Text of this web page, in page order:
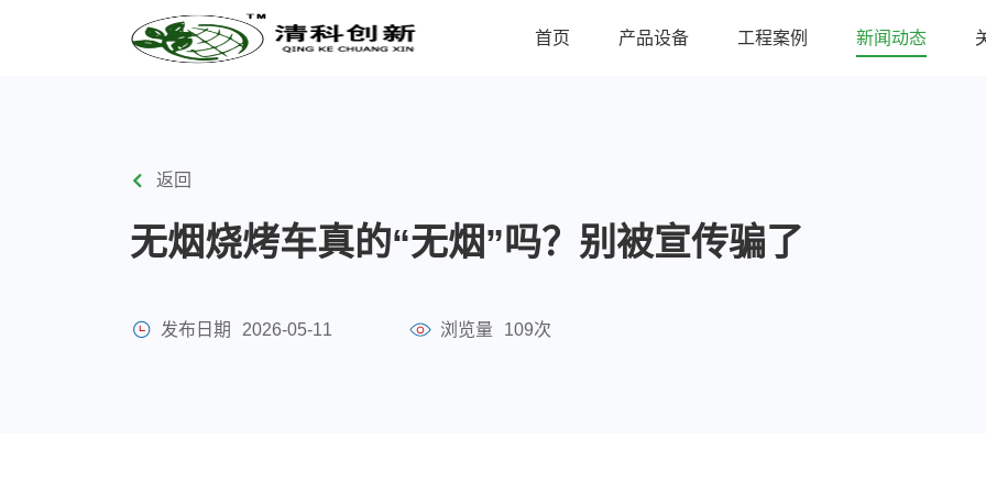
首页 产品设备 工程案例 新闻动态
返回
无烟烧烤车真的“无烟”吗？别被宣传骗了
发布日期 2026-05-11 浏览量 109次